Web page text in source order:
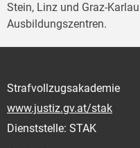
Stein, Linz und Graz-
Ausbildungszentren.
Strafvollzugsakademie
www.justiz.gv.at/stak
Dienststelle: STAK